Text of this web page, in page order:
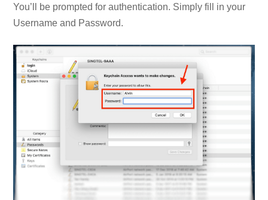
You’ll be prompted for authentication. Simply fill in your
Username and Password.